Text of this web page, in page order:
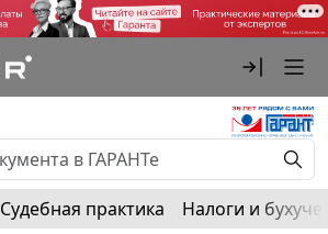
Судебная практика Налоги и